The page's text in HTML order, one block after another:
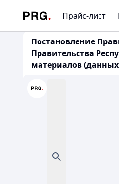
Прайс-лист
Постановление
Правительства
материалов